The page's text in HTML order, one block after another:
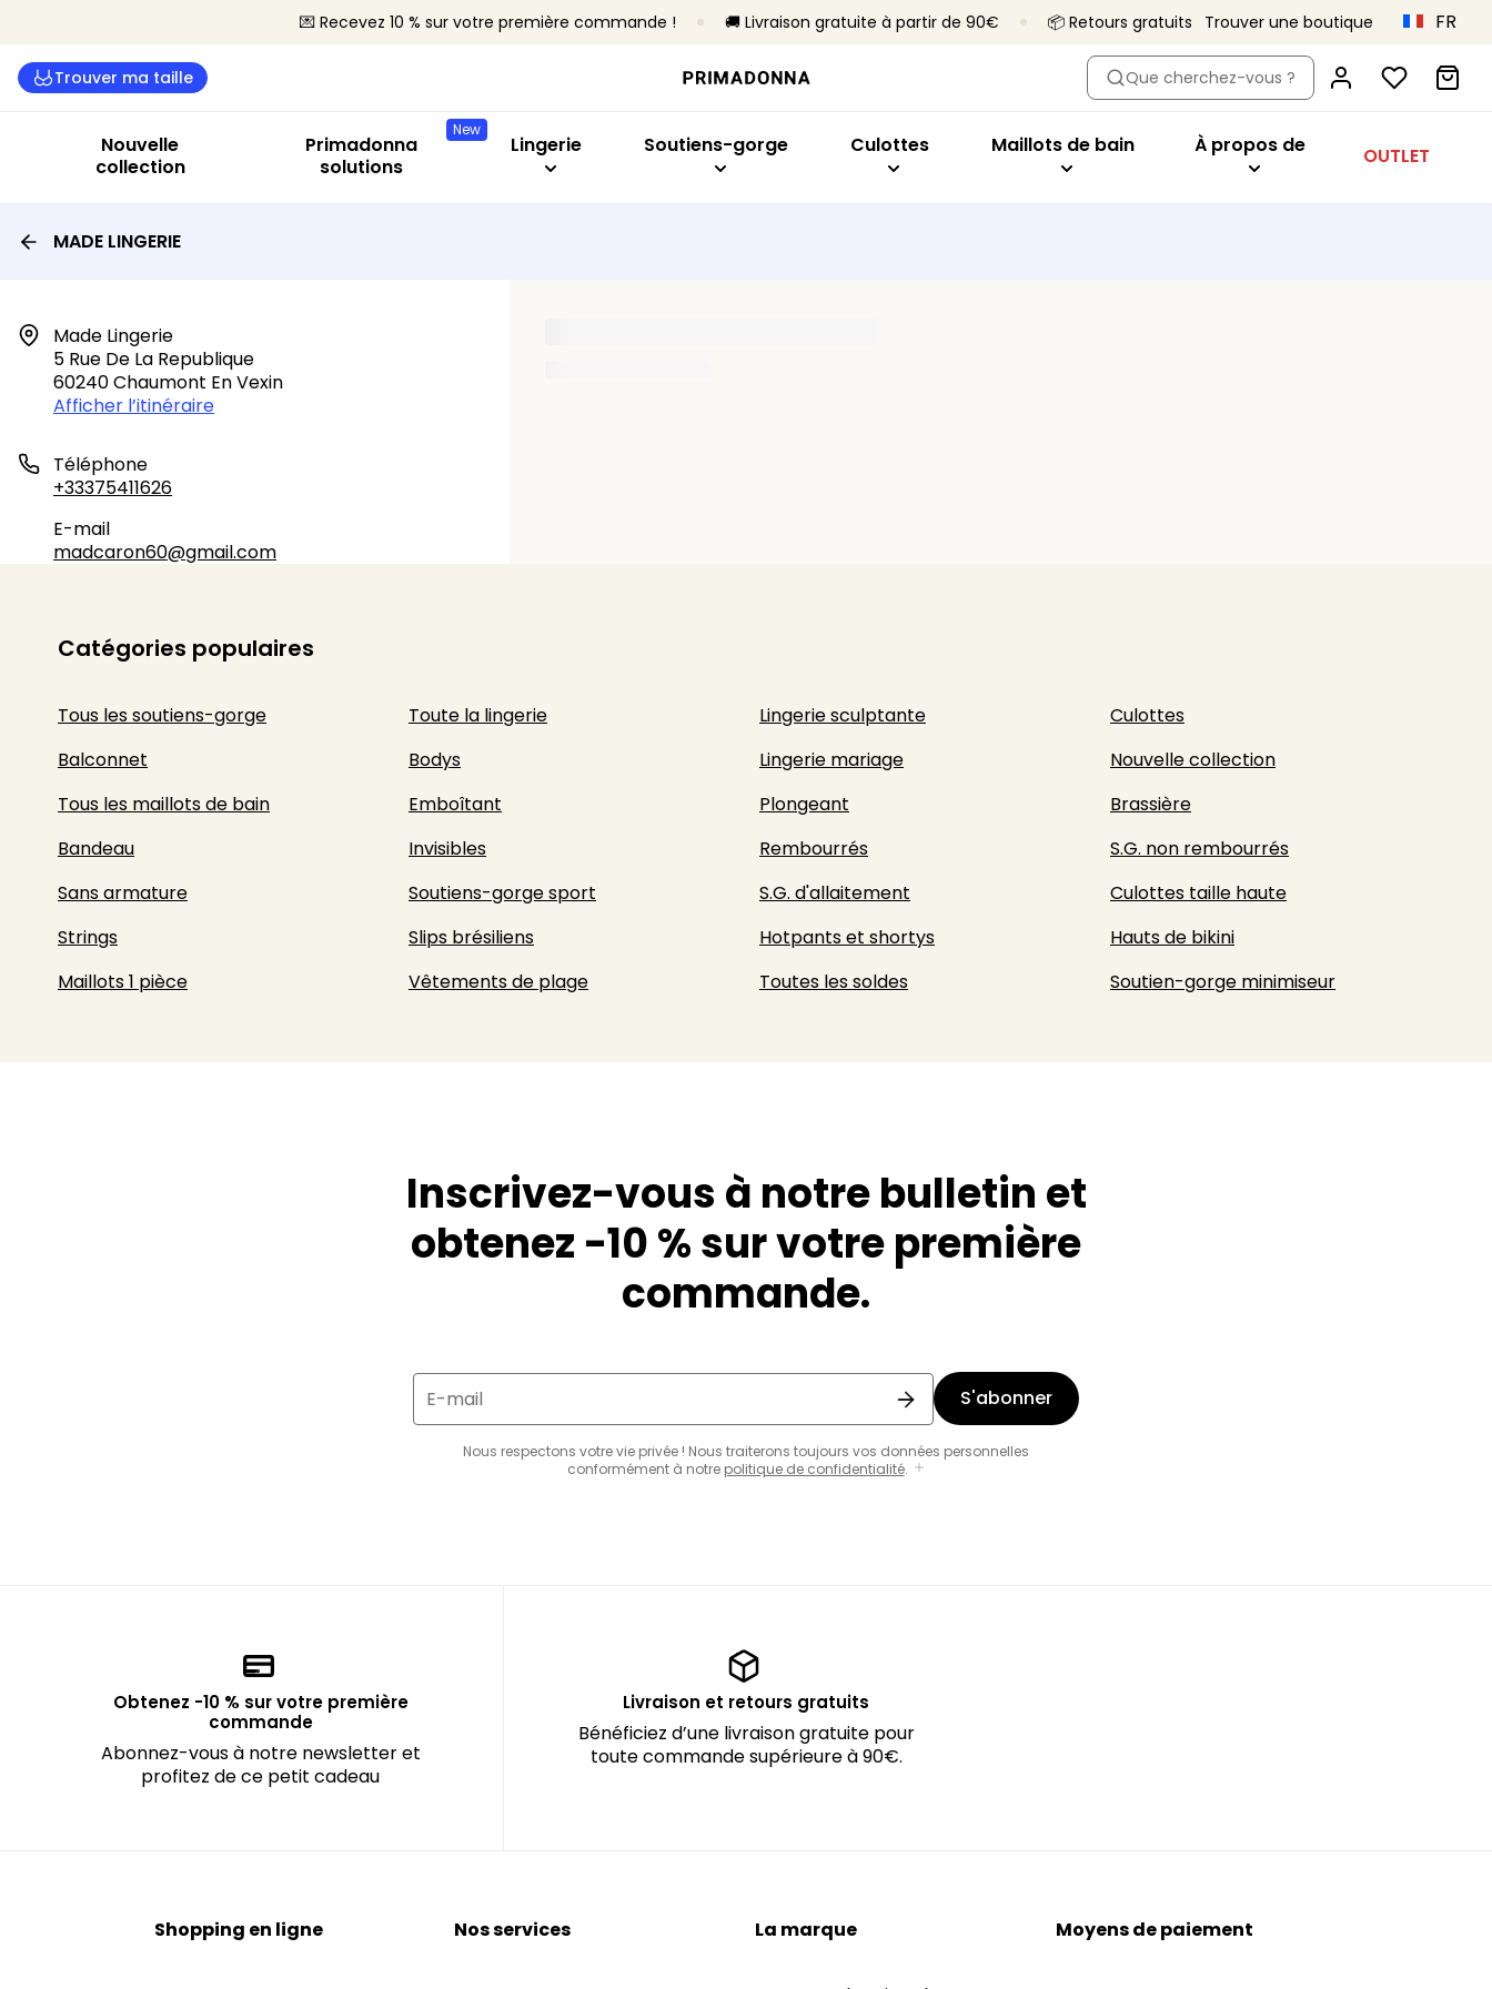
💌 Recevez 10 % sur votre première commande ! 🚚 Livraison gratuite à partir de 90€ 📦 Retours gratuits Trouver une boutique FR
Trouver ma taille Que cherchez-vous ?
Nouvelle
collection
New
Primadonna
solutions
Lingerie
Culottes
Bodys
Primadonna Twist
Sport
Soutiens-gorge
Bonnet D à E
Bonnet F à H
Avec armatures
Rembourrés
Acheter par modèle
Soutien-gorge minimiseur
Culottes
Culottes taille haute
Hotpants et shortys
Maillots de bain
Acheter par modèle
Hauts de bikini
Maillots 1 pièce
Bas de bikini
À propos de
À propos de
Primadonna x Vivian Hoorn
C’est ça, Primadonna
Le projet Body Love
OUTLET
MADE LINGERIE
Made Lingerie
5 Rue De La Republique
60240 Chaumont En Vexin
Afficher l’itinéraire
Téléphone
+33375411626
E-mail
madcaron60@gmail.com
Catégories populaires
Tous les soutiens-gorge Toute la lingerie Lingerie sculptante
Culottes
Balconnet
Bodys Lingerie mariage
Nouvelle collection
Tous les maillots de bain
Emboîtant Plongeant
Brassière
Bandeau
Invisibles Rembourrés
S.G. non rembourrés
Sans armature
Soutiens-gorge sport S.G. d'allaitement
Culottes taille haute
Strings
Slips brésiliens Hotpants et shortys
Hauts de bikini
Maillots 1 pièce
Vêtements de plage Toutes les soldes Soutien-gorge minimiseur
Inscrivez-vous à notre bulletin et
obtenez -10 % sur votre première
commande.
E-mail
Nous respectons votre vie privée ! Nous traiterons toujours vos données personnelles
conformément à notre politique de confidentialité.
S'abonner
Obtenez -10 % sur votre première
commande
Abonnez-vous à notre newsletter et
profitez de ce petit cadeau
Livraison et retours gratuits
Bénéficiez d’une livraison gratuite pour
toute commande supérieure à 90€.
Shopping en ligne Nos services La marque Moyens de paiement